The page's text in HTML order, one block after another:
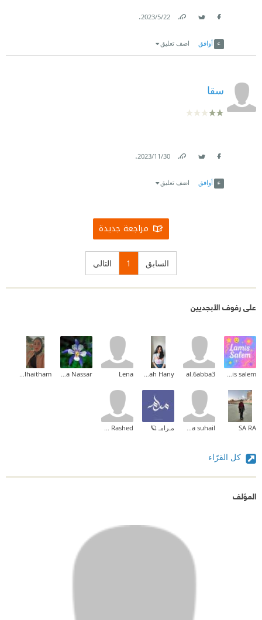
22‏/5‏/2023
.
أوافق اضف تعليق
سقا
30‏/11‏/2023
.
أوافق اضف تعليق
مراجعة جديدة
السابق 1 التالي
على رفوف الأبجديين
lamis salem
al.6abba3
Sarah Hany
Lena
Alaa Nassar
Zainab_alhaitham
SA RA
hamda suhail مـرامـ 🪐 Salih Rashed
كل القرّاء
المؤلف